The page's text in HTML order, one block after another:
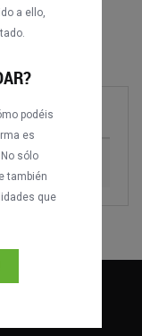
Temporada
2019
a ello,
podéis
es
sólo
también
que